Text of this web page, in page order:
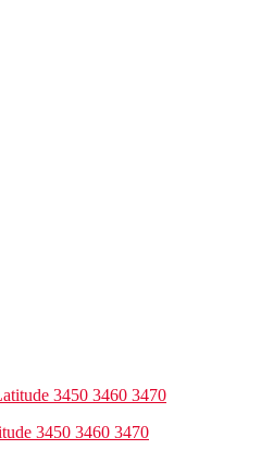
3450 3460 3470